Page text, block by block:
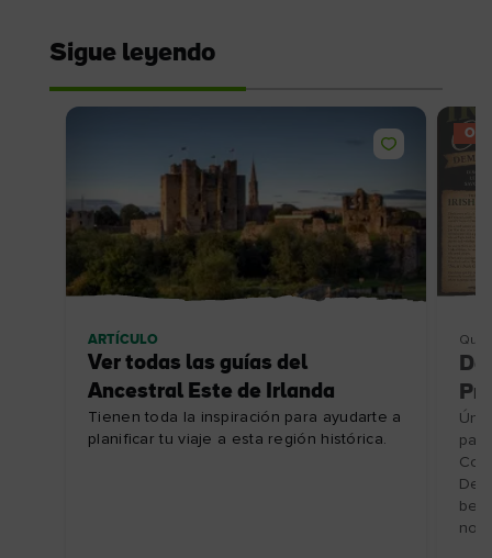
Sigue leyendo
ARTÍCULO
Ver todas las guías del
Ancestral Este de Irlanda
Tienen toda la inspiración para ayudarte a
planificar tu viaje a esta región histórica.
Qué
no